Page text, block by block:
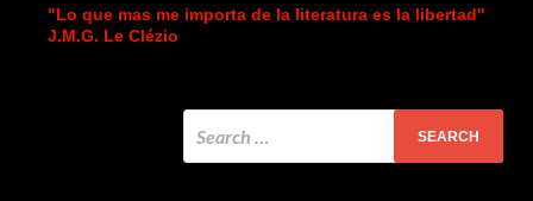
"Lo que mas me importa de la literatura es la libertad"
J.M.G. Le Clézio